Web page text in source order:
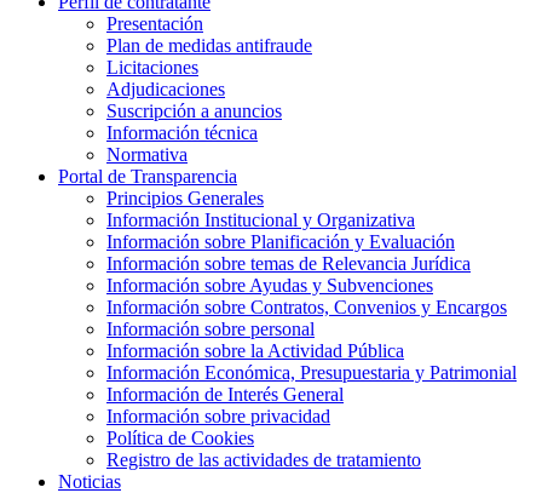
Presentación
Plan de medidas antifraude
Licitaciones
Adjudicaciones
Suscripción a anuncios
Información técnica
Normativa
Portal de Transparencia
Principios Generales
Información Institucional y Organizativa
Información sobre Planificación y Evaluación
Información sobre temas de Relevancia Jurídica
Información sobre Ayudas y Subvenciones
Información sobre Contratos, Convenios y Encargos
Información sobre personal
Información sobre la Actividad Pública
Información Económica, Presupuestaria y Patrimonial
Información de Interés General
Información sobre privacidad
Política de Cookies
Registro de las actividades de tratamiento
Noticias